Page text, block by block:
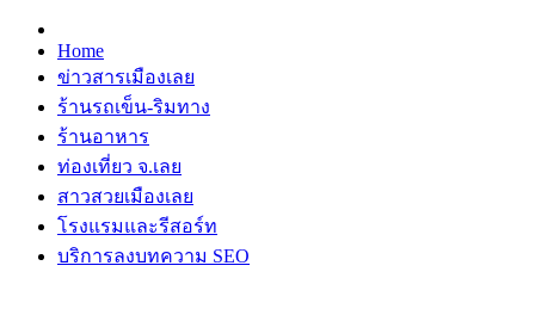
Home
ข่าวสารเมืองเลย
ร้านรถเข็น-ริมทาง
ร้านอาหาร
ท่องเที่ยว จ.เลย
สาวสวยเมืองเลย
โรงแรมและรีสอร์ท
บริการลงบทความ SEO